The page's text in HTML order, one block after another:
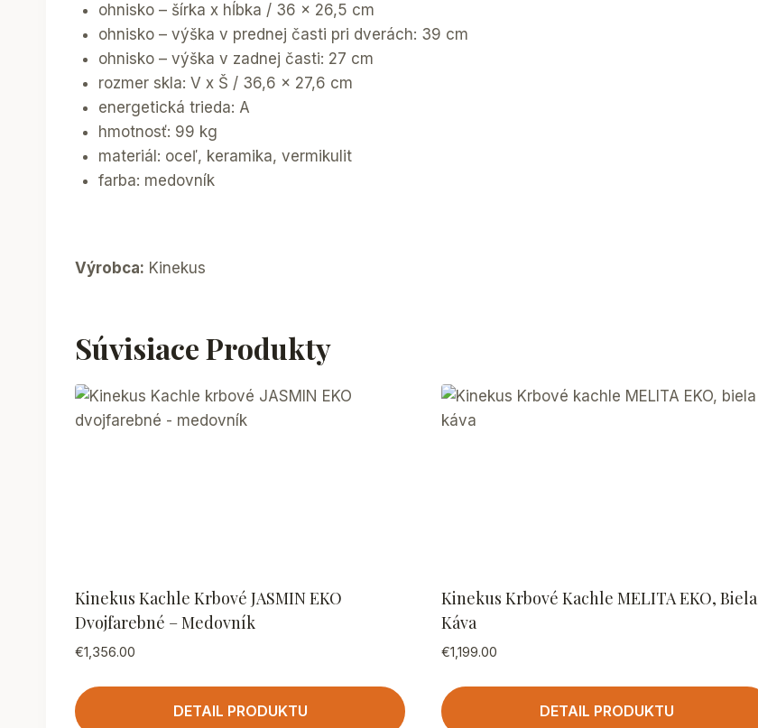
ohnisko – šírka x hĺbka / 36 x 26,5 cm
ohnisko – výška v prednej časti pri dverách: 39 cm
ohnisko – výška v zadnej časti: 27 cm
rozmer skla: V x Š / 36,6 x 27,6 cm
energetická trieda: A
hmotnosť: 99 kg
materiál: oceľ, keramika, vermikulit
farba: medovník
Výrobca: Kinekus
Súvisiace Produkty
Kinekus Kachle Krbové JASMIN EKO
Dvojfarebné – Medovník
€1,356.00
DETAIL PRODUKTU
Kinekus Krbové Kachle MELITA EKO, Biela
Káva
€1,199.00
DETAIL PRODUKTU